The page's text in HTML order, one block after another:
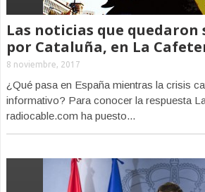
Las noticias que quedaron
por Cataluña, en La
8 noviembre, 2017
¿Qué pasa en España mientras la crisis
informativo? Para conocer la respuesta
radiocable.com ha puesto...